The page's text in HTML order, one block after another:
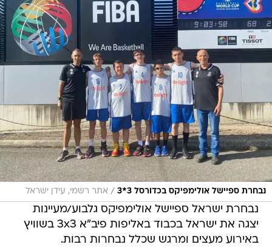
נבחרת ספיישל אולימפיקס בכדורסל 3*3 / אתר רשמי, עידן ישראל
נבחרת ישראל ספיישל אולימפיקס גלבוע/מעיינות
יצגה את ישראל בכבוד באליפות פיב"א 3x3 בשוויץ
באירוע מעצים ומרגש שכלל נבחרות רבות.